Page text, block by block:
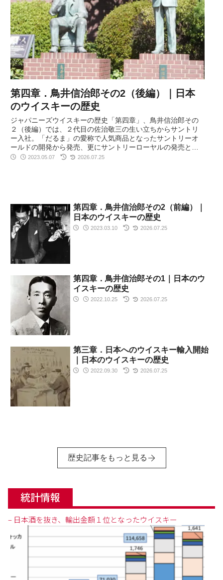
第四章．鳥井信治郎その2（後編）｜日本
のウイスキーの歴史
ジャパニーズウイスキーの歴史「第四章」、鳥井信治郎その
２（後編）では、２代目の佐治敬三の生い立ちからサントリ
ー入社。「だるま」の愛称で人気商品となったサントリーオ
ールドの開発から発売、更にサントリーローヤルの発売と、
鳥井信治郎と佐治敬三の人生に迫る。
2023.05.07 2026.07.25
第四章．鳥井信治郎その2（前編）｜
日本のウイスキーの歴史
2023.03.10 2026.07.25
第四章．鳥井信治郎その1｜日本のウ
イスキーの歴史
2022.10.25 2026.07.25
第三章．日本へのウイスキー輸入開始
｜日本のウイスキーの歴史
2022.09.30 2026.07.25
歴史記事をもっと見る
統計情報
– 日本酒を抜き、輸出金額１位となったウイスキー